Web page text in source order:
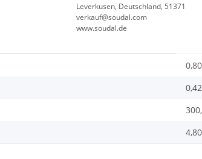
Leverkusen, Deutschland, 51371
verkauf@soudal.com
www.soudal.de
0,42